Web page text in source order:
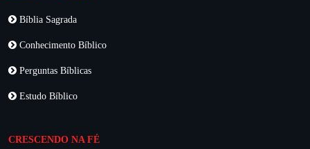
Bíblia Sagrada
Conhecimento Bíblico
Perguntas Bíblicas
Estudo Bíblico
CRESCENDO NA FÉ